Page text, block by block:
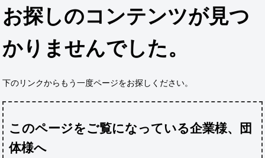
お探しのコンテンツが見つ
かりませんでした。
下のリンクからもう一度ページをお探しください。
このページをご覧になっている企業様、団
体様へ